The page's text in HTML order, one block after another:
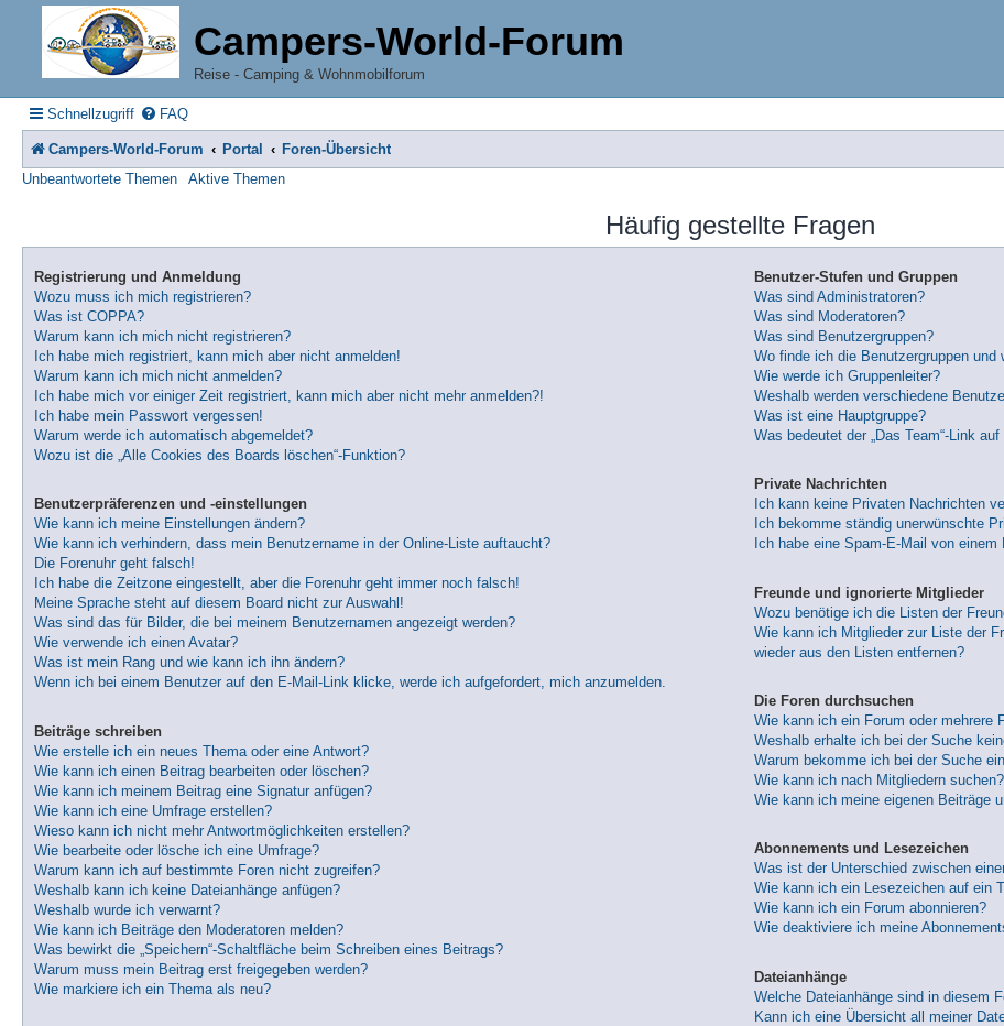
Campers-World-Forum
Reise - Camping & Wohnmobilforum
Schnellzugriff FAQ
Campers-World-Forum Portal
Foren-Übersicht
Unbeantwortete Themen
Aktive Themen
Häufig gestellte Fragen
Registrierung und Anmeldung
Wozu muss ich mich registrieren?
Was ist COPPA?
Warum kann ich mich nicht registrieren?
Ich habe mich registriert, kann mich aber nicht anmelden!
Warum kann ich mich nicht anmelden?
Ich habe mich vor einiger Zeit registriert, kann mich aber nicht mehr anmelden?!
Ich habe mein Passwort vergessen!
Warum werde ich automatisch abgemeldet?
Wozu ist die „Alle Cookies des Boards löschen“-Funktion?
Benutzerpräferenzen und -einstellungen
Wie kann ich meine Einstellungen ändern?
Wie kann ich verhindern, dass mein Benutzername in der Online-Liste auftaucht?
Die Forenuhr geht falsch!
Ich habe die Zeitzone eingestellt, aber die Forenuhr geht immer noch falsch!
Meine Sprache steht auf diesem Board nicht zur Auswahl!
Was sind das für Bilder, die bei meinem Benutzernamen angezeigt werden?
Wie verwende ich einen Avatar?
Was ist mein Rang und wie kann ich ihn ändern?
Wenn ich bei einem Benutzer auf den E-Mail-Link klicke, werde ich aufgefordert, mich anzumelden.
Beiträge schreiben
Wie erstelle ich ein neues Thema oder eine Antwort?
Wie kann ich einen Beitrag bearbeiten oder löschen?
Wie kann ich meinem Beitrag eine Signatur anfügen?
Wie kann ich eine Umfrage erstellen?
Wieso kann ich nicht mehr Antwortmöglichkeiten erstellen?
Wie bearbeite oder lösche ich eine Umfrage?
Warum kann ich auf bestimmte Foren nicht zugreifen?
Weshalb kann ich keine Dateianhänge anfügen?
Weshalb wurde ich verwarnt?
Wie kann ich Beiträge den Moderatoren melden?
Was bewirkt die „Speichern“-Schaltfläche beim Schreiben eines Beitrags?
Warum muss mein Beitrag erst freigegeben werden?
Wie markiere ich ein Thema als neu?
Benutzer-Stufen und Gruppen
Was sind Administratoren?
Was sind Moderatoren?
Was sind Benutzergruppen?
Wo finde ich die Benutzergruppen und
Wie werde ich Gruppenleiter?
Weshalb werden verschiedene
Was ist eine Hauptgruppe?
Was bedeutet der „Das Team“-Link
Private Nachrichten
Ich kann keine Privaten Nachrichten
Ich bekomme ständig unerwünschte
Ich habe eine Spam-E-Mail von
Freunde und ignorierte Mitglieder
Wozu benötige ich die Listen der
Wie kann ich Mitglieder zur Liste der
wieder aus den Listen entfernen?
Die Foren durchsuchen
Wie kann ich ein Forum oder mehrere
Weshalb erhalte ich bei der Suche
Warum bekomme ich bei der Suche
Wie kann ich nach Mitgliedern suchen?
Wie kann ich meine eigenen Beiträge
Abonnements und Lesezeichen
Was ist der Unterschied zwischen
Wie kann ich ein Lesezeichen auf ein
Wie kann ich ein Forum abonnieren?
Wie deaktiviere ich meine
Dateianhänge
Welche Dateianhänge sind in diesem
Kann ich eine Übersicht all meiner